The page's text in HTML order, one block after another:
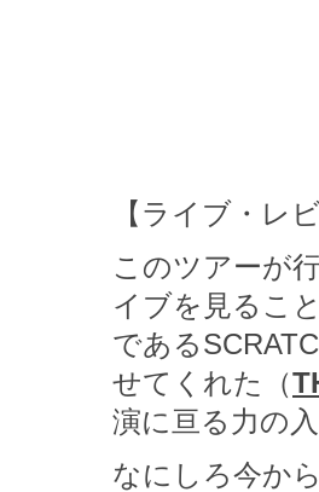
【ライブ・レ
このツアーが
イブを見るこ
である
せてくれた（
演に亘る力の
なにしろ今か